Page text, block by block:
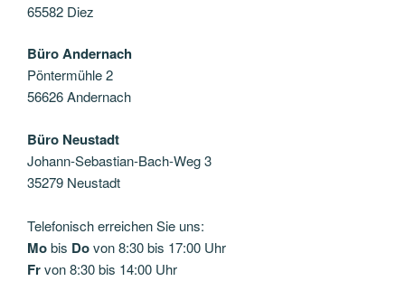
65582 Diez
Büro Andernach
Pöntermühle 2
56626 Andernach
Büro Neustadt
Johann-Sebastian-Bach-Weg 3
35279 Neustadt
Telefonisch erreichen Sie uns:
Mobis Dovon 8:30 bis 17:00 Uhr
Frvon 8:30 bis 14:00 Uhr